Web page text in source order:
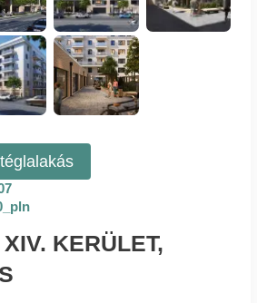
KERÜLET,